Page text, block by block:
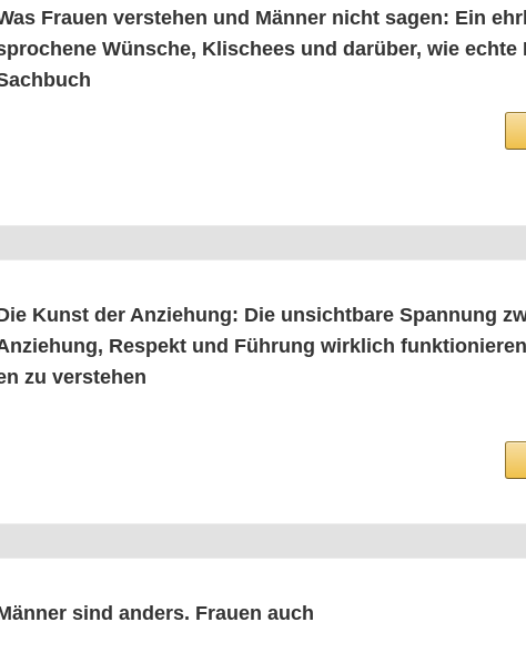
Frau­en ver­ste­hen und Män­ner nicht sagen: Ein
Wün­sche, Kli­schees und dar­über, wie ech­te
Kunst der Anzie­hung: Die unsicht­ba­re Span­nung
Respekt und Füh­rung wirk­lich
zu verstehen
sind anders. Frau­en auch